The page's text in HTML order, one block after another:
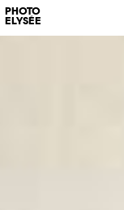
PHOTO
ELYSÉE